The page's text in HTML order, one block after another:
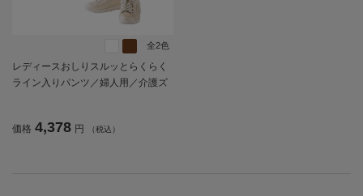
全2色
レディースおしりスルッとらくらく
ライン入りパンツ／婦人用／介護ズ
F】
価格 4,378 円 （税込）